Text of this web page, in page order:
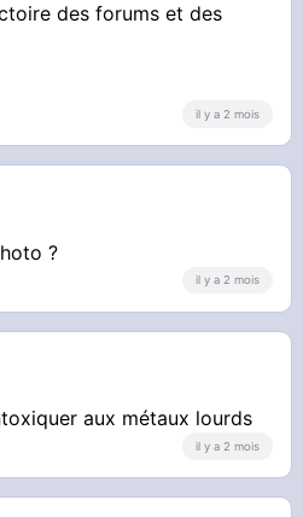
des forums et des
il y a 2 mois
?
il y a 2 mois
aux métaux lourds
il y a 2 mois